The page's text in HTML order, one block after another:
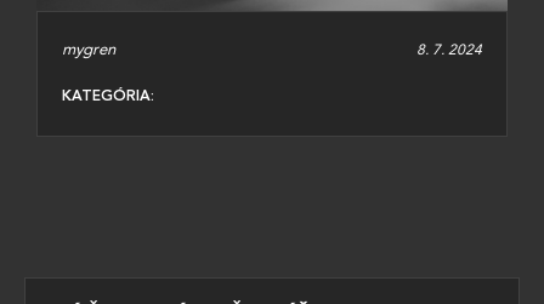
mygren 8. 7. 2024
KATEGÓRIA: